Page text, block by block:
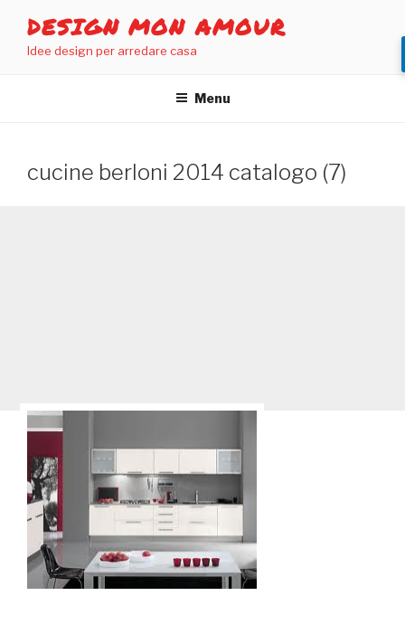
contenuto
DESIGN MON AMOUR
Idee design per arredare casa
Menu
cucine berloni 2014 catalogo (7)